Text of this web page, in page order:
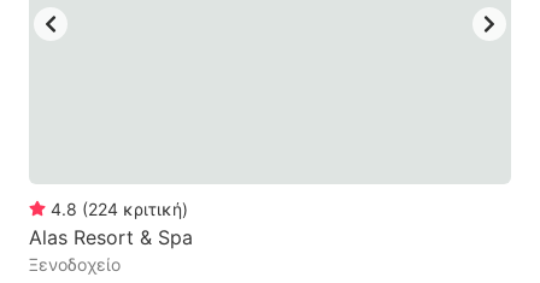
4.8 (224 κριτική)
Alas Resort & Spa
Ξενοδοχείο